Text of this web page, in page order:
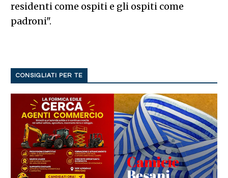
residenti come ospiti e gli ospiti come
padroni".
CONSIGLIATI PER TE